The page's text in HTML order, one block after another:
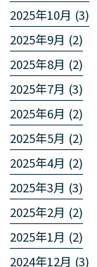
2025年10月 (3)
2025年9月 (2)
2025年8月 (2)
2025年7月 (3)
2025年6月 (2)
2025年5月 (2)
2025年4月 (2)
2025年3月 (3)
2025年2月 (2)
2025年1月 (2)
2024年12月 (3)